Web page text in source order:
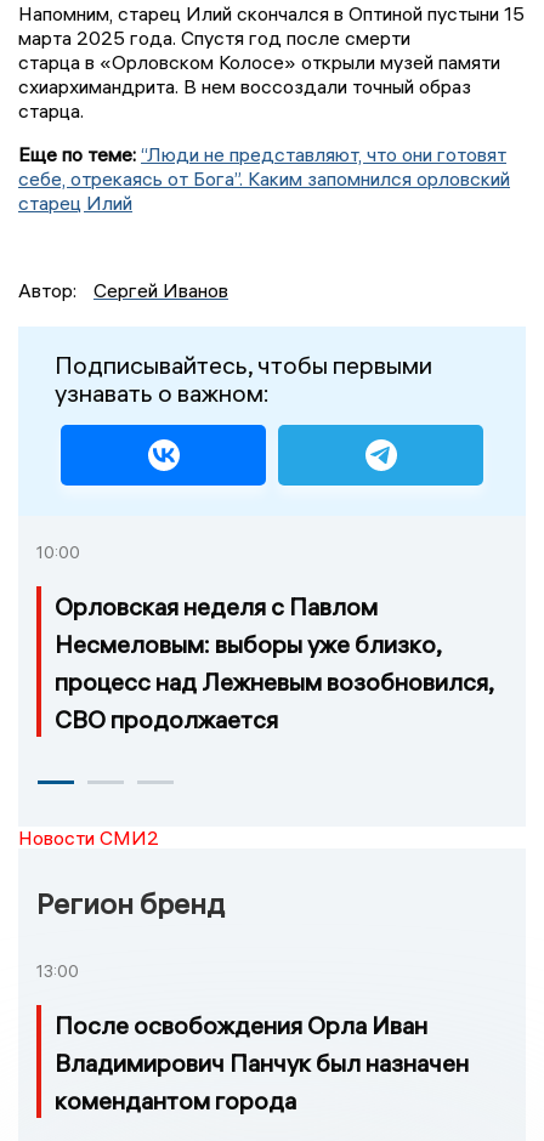
Напомним, старец Илий скончался в Оптиной пустыни 15
марта 2025 года. Спустя год после смерти
старца в «Орловском Колосе» открыли музей памяти
схиархимандрита. В нем воссоздали точный образ
старца.
Еще по теме: “Люди не представляют, что они готовят
себе, отрекаясь от Бога”. Каким запомнился орловский
старец Илий
Автор: Сергей Иванов
Подписывайтесь, чтобы первыми
узнавать о важном:
10:00
Орловская неделя с Павлом
Несмеловым: выборы уже близко,
процесс над Лежневым возобновился,
СВО продолжается
Новости СМИ2
Регион бренд
13:00
После освобождения Орла Иван
Владимирович Панчук был назначен
комендантом города